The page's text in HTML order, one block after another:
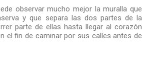
observar mucho mejor la muralla que
y que separa las dos partes de la
parte de ellas hasta llegar al corazón
el fin de caminar por sus calles antes de